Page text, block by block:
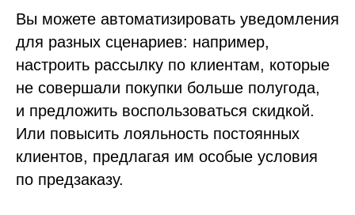
Вы можете автоматизировать уведомления
для разных сценариев: например,
настроить рассылку по клиентам, которые
не совершали покупки больше полугода,
и предложить воспользоваться скидкой.
Или повысить лояльность постоянных
клиентов, предлагая им особые условия
по предзаказу.